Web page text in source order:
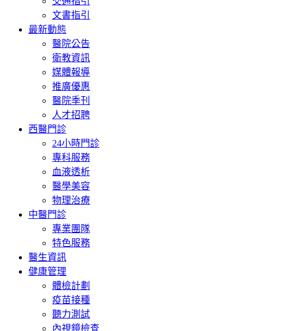
文書指引
最新動態
醫院公告
衛教資訊
媒體報導
推廣優惠
醫院季刊
人才招聘
西醫門診
24小時門診
專科服務
血液透析
醫學美容
物理治療
中醫門診
專業團隊
特色服務
醫生資訊
健康管理
體檢計劃
疫苗接種
聽力測試
內視鏡檢查